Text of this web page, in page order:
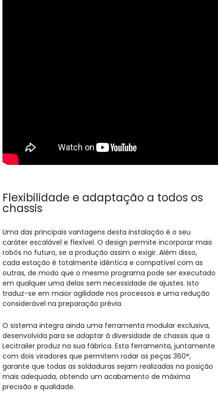
Flexibilidade e adaptação a todos os
chassis
Uma das principais vantagens desta instalação é o seu
caráter escalável e flexível. O design permite incorporar mais
robôs no futuro, se a produção assim o exigir. Além disso,
cada estação é totalmente idêntica e compatível com as
outras, de modo que o mesmo programa pode ser executado
em qualquer uma delas sem necessidade de ajustes. Isto
traduz-se em maior agilidade nos processos e uma redução
considerável na preparação prévia.
O sistema integra ainda uma ferramenta modular exclusiva,
desenvolvida para se adaptar à diversidade de chassis que a
Lecitrailer produz na sua fábrica. Esta ferramenta, juntamente
com dois viradores que permitem rodar as peças 360°,
garante que todas as soldaduras sejam realizadas na posição
mais adequada, obtendo um acabamento de máxima
precisão e qualidade.